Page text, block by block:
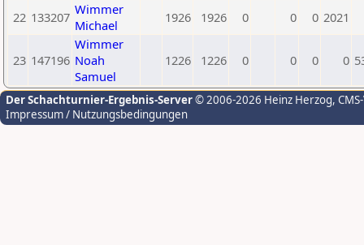
22 133207 Wimmer
Michael
1926 1926 0 0 0 2021
23 147196
Wimmer
Noah
Samuel
1226 1226 0 0 0 0
Der Schachturnier-Ergebnis-Server© 2006-2026 Heinz Herzog,
Impressum / Nutzungsbedingungen